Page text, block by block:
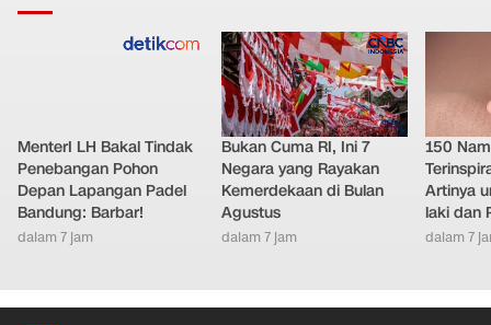
MenterI LH Bakal Tindak
Penebangan Pohon
Depan Lapangan Padel
Bandung: Barbar!
dalam 7 jam
Bukan Cuma RI, Ini 7
Negara yang Rayakan
Kemerdekaan di Bulan
Agustus
dalam 7 jam
150
Artinya
laki dan
dalam 7